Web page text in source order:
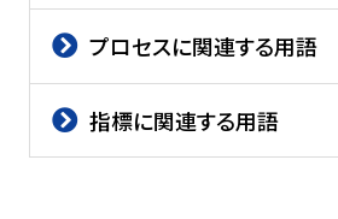
プロセスに関連する用語
指標に関連する用語